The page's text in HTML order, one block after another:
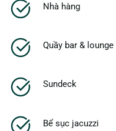
Nhà hàng
Quầy bar & lounge
Sundeck
Bể sục jacuzzi